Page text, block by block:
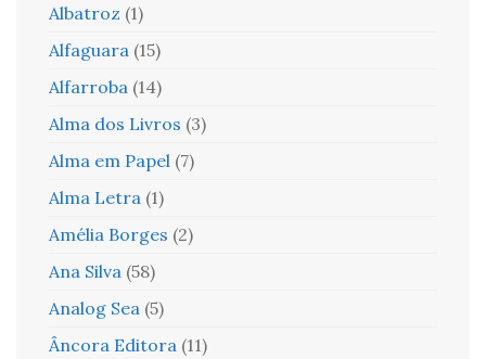
Albatroz (1)
Alfaguara (15)
Alfarroba (14)
Alma dos Livros (3)
Alma em Papel (7)
Alma Letra (1)
Amélia Borges (2)
Ana Silva (58)
Analog Sea (5)
Âncora Editora (11)